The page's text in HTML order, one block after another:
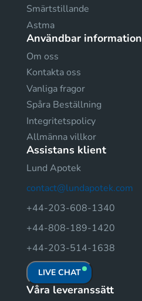
Smärtstillande
Astma
Användbar information
Om oss
Kontakta oss
Vanliga fragor
Spåra Beställning
Integritetspolicy
Allmänna villkor
Assistans klient
Lund Apotek
contact@lundapotek.com
+44-203-608-1340
+44-808-189-1420
+44-203-514-1638
LIVE CHAT
Våra leveranssätt